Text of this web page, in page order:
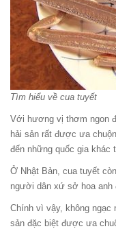
Tìm hiểu về cua tuyết
Với hương vị thơm ngon
hải sản rất được ưa
đến những quốc gia khác
Ở Nhật Bản, cua tuyết
người dân xứ sở hoa anh
Chính vì vậy, không ngạc
sản đặc biệt được ưa